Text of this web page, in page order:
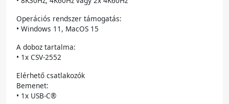
Operációs rendszer támogatás:
• Windows 11, MacOS 15
A doboz tartalma:
• 1x CSV-2552
Elérhető csatlakozók
Bemenet:
• 1x USB-C®